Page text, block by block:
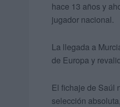
hace 13 años y
jugador nacional.
La llegada a
de Europa y
El fichaje de Saúl
selección